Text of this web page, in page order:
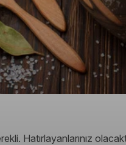
Hatırlayanlarınız